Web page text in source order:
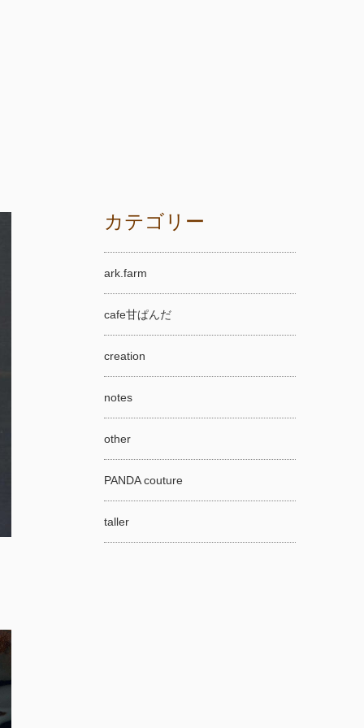
カテゴリー
ark.farm
cafe甘ぱんだ
creation
notes
other
PANDA couture
taller